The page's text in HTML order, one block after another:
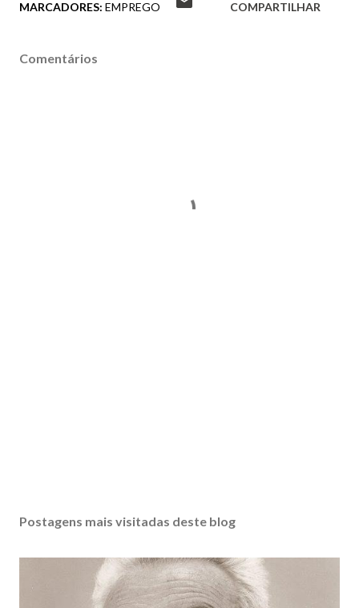
MARCADORES: EMPREGO COMPARTILHAR
Comentários
Postagens mais visitadas deste blog